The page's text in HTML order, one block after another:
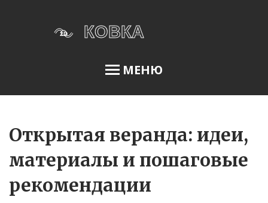
МЕНЮ
Меню
О нас
Открытая веранда: идеи,
материалы и пошаговые
рекомендации